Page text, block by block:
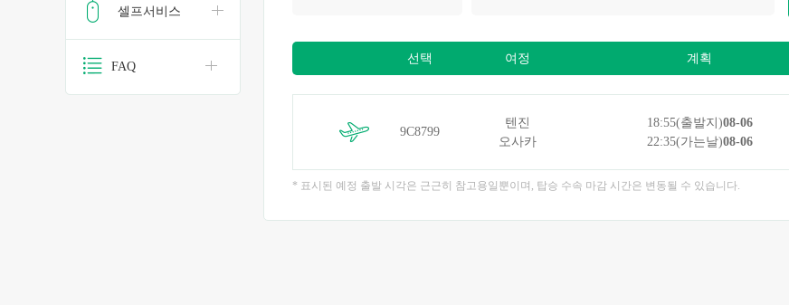
셀프서비스
FAQ
선택 여정 계획
9C8799
텐진
오사카
18:55(출발지)08-06
22:35(가는날)08-06
* 표시된 예정 출발 시각은 근근히 참고용일뿐이며, 탑승 수속 마감 시간은 변동될 수 있습니다.